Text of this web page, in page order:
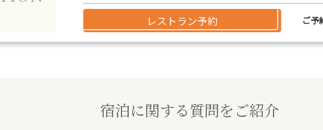
レストラン予約 ご予
宿泊に関する質問をご紹介